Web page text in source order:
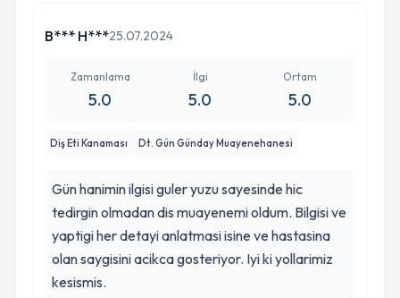
doktor yardımcısı Melda Hanım da inanılmaz ilgili
ederim ve herkese tavsiye ederim ❤️
B*** H***25.07.2024
Zamanlama
5.0
İlgi
5.0
Ortam
5.0
Diş Eti Kanaması Dt. Gün Günday Muayenehanesi
Gün hanimin ilgisi guler yuzu sayesinde hic
tedirgin olmadan dis muayenemi oldum. Bilgisi ve
yaptigi her detayi anlatmasi isine ve hastasina
olan saygisini acikca gosteriyor. Iyi ki yollarimiz
kesismis.